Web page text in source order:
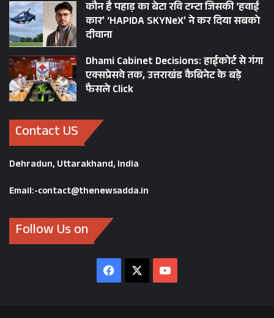
कौन है पहाड़ का बेटा रवि टम्टा जिसकी ‘हवाई
कार’ ‘HAPIDA SKYNeX’ ने कर दिया सबको
दीवाना
Dhami Cabinet Decisions: हाईकोर्ट से गंगा
एक्सप्रेसवे तक, उत्तराखंड कैबिनेट के बड़े
फैसले Click
Contact US
Dehradun, Uttarakhand, India
Email:-contact@thenewsadda.in
Follow Us on
Facebook YouTube